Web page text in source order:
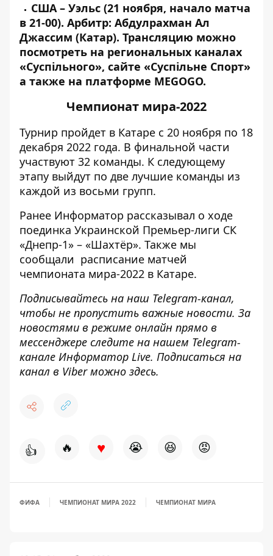
США – Уэльс (21 ноября, начало матча
в 21-00). Арбитр: Абдулрахман Ал
Джассим (Катар). Трансляцию можно
посмотреть на региональных каналах
«Суспільного», сайте «Суспільне Спорт»
а также на платформе MEGOGO.
Чемпионат мира-2022
Турнир пройдет в Катаре с 20 ноября по 18
декабря 2022 года. В финальной части
участвуют 32 команды. К следующему
этапу выйдут по две лучшие команды из
каждой из восьми групп.
Ранее Информатор рассказывал о ходе
поединка Украинской Премьер-лиги СК
«Днепр-1» – «Шахтёр». Также мы
сообщали расписание матчей
чемпионата мира-2022 в Катаре.
Подписывайтесь на наш Telegram-канал,
чтобы не пропустить важные новости. За
новостями в режиме онлайн прямо в
мессенджере следите на нашем Telegram-
канале Информатор Live. Подписаться на
канал в Viber можно здесь.
👍 🔥 ♥ 😭 😆 😡
ФИФА ЧЕМПИОНАТ МИРА 2022 ЧЕМПИОНАТ МИРА